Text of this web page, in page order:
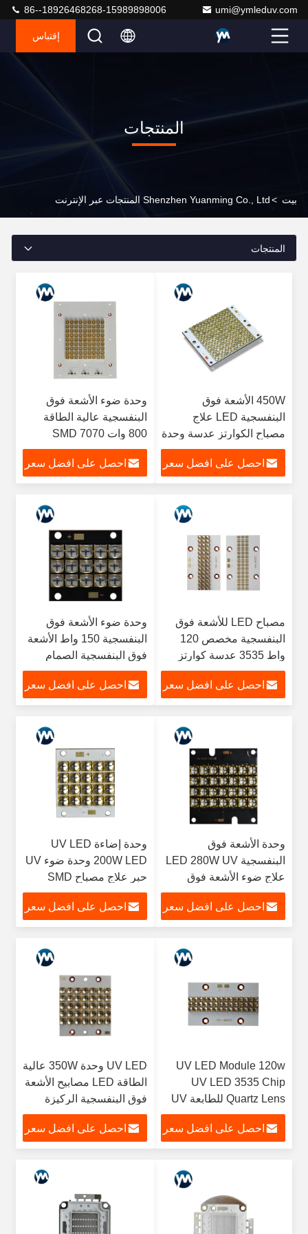
umi@ymleduv.com
86--18926468268-15989898006
إقتباس
المنتجات
بيت >Shenzhen Yuanming Co., Ltd المنتجات عبر الإنترنت
المنتجات
450W الأشعة فوق
البنفسجية LED علاج
مصباح الكوارتز عدسة وحدة
ضوء الأشعة فوق البنفسجية
عالية الطاقة للعلاج
احصل على افضل سعر
وحدة ضوء الأشعة فوق
البنفسجية عالية الطاقة
800 وات 7070 SMD
Seoul LG Epileds LED
Chipsاحصل على افضل سعر
مصباح LED للأشعة فوق
البنفسجية مخصص 120
واط 3535 عدسة كوارتز
SMD للطابعة UV
احصل على افضل سعر
وحدة ضوء الأشعة فوق
البنفسجية 150 واط الأشعة
فوق البنفسجية الصمام
علاج مصباح الكوارتز عدسة
عالية الطاقة الأشعة فوق
البنفسجية الصمام
احصل على افضل سعر
وحدة الأشعة فوق
البنفسجية LED 280W UV
علاج ضوء الأشعة فوق
البنفسجية الغراء علاج
مصباح رقاقة الأشعة فوق
البنفسجية LED
احصل على افضل سعر
وحدة إضاءة UV LED
200W LED وحدة ضوء UV
حبر علاج مصباح SMD
Quarz
احصل على افضل سعر
UV LED Module 120w
UV LED 3535 Chip
Quartz Lens للطابعة UV
UV حبر المعالجة
احصل على افضل سعر
UV LED وحدة 350W عالية
الطاقة LED مصابيح الأشعة
فوق البنفسجية الركيزة
النحاسية النقية
احصل على افضل سعر